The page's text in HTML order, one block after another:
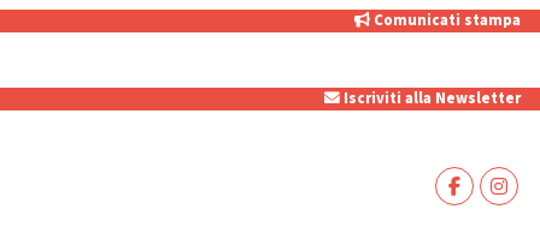
Comunicati stampa
Iscriviti alla Newsletter